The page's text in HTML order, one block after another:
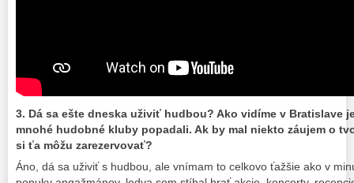
3. ​Dá sa ešte dneska uživiť hudbou? Ako vidíme v Bratislave
mnohé hudobné kluby popadali. Ak by mal niekto záujem o
si ťa môžu zarezervovať?
Áno, dá sa uživiť s hudbou, ale vnímam to celkovo ťažšie ako v